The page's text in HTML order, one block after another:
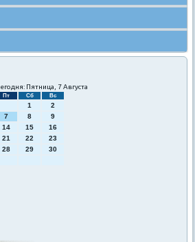
Пятница, 7 Августа
Пт Сб Вс
1
2
7 8
9
14 15
16
21 22
23
28 29
30